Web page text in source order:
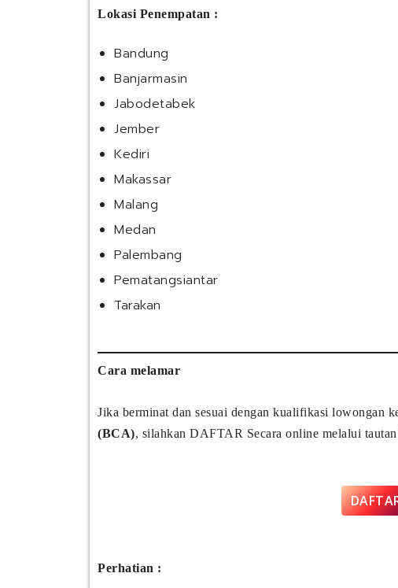
Lokasi Penempatan :
Bandung
Banjarmasin
Jabodetabek
Jember
Kediri
Makassar
Malang
Medan
Palembang
Pematangsiantar
Tarakan
Cara melamar
Jika berminat dan sesuai dengan kualifikasi lowongan
(BCA), silahkan DAFTAR Secara online melalui
Perhatian :